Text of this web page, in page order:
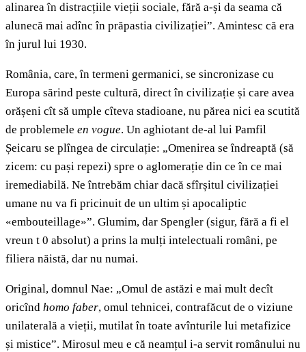
alinarea în distracțiile vieții sociale, fără a-și da seama că
alunecă mai adînc în prăpastia civilizației”. Amintesc că era
în jurul lui 1930.
România, care, în termeni germanici, se sincronizase cu
Europa sărind peste cultură, direct în civilizație și care avea
orășeni cît să umple cîteva stadioane, nu părea nici ea scutită
de problemele en vogue. Un aghiotant de-al lui Pamfil
Șeicaru se plîngea de circulație: „Omenirea se îndreaptă (să
zicem: cu pași repezi) spre o aglomerație din ce în ce mai
iremediabilă. Ne întrebăm chiar dacă sfîrșitul civilizației
umane nu va fi pricinuit de un ultim și apocaliptic
«embouteillage»”. Glumim, dar Spengler (sigur, fără a fi el
vreun t 0 absolut) a prins la mulți intelectuali români, pe
filiera năistă, dar nu numai.
Original, domnul Nae: „Omul de astăzi e mai mult decît
oricînd homo faber, omul tehnicei, contrafăcut de o viziune
unilaterală a vieții, mutilat în toate avînturile lui metafizice
și mistice”. Mirosul meu e că neamțul i-a servit românului nu